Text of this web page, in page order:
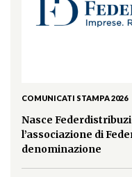
COMUNICATI STAMPA 2026
Nasce
l’associazione di
denominazione